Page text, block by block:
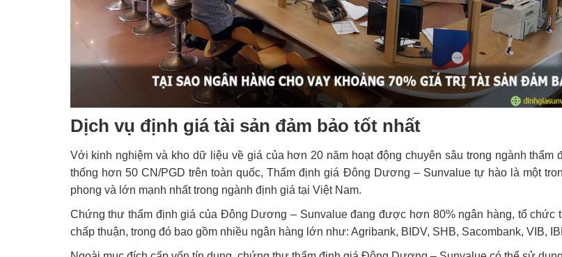
Dịch vụ định giá tài sản đảm bảo tốt nhất
Với kinh nghiệm và kho dữ liệu về giá của hơn 20 năm hoạt động chuyên sâu trong ngành thẩm
thống hơn 50 CN/PGD trên toàn quốc, Thẩm định giá Đông Dương – Sunvalue tự hào là một
phong và lớn mạnh nhất trong ngành định giá tại Việt Nam.
Chứng thư thẩm định giá của Đông Dương – Sunvalue đang được hơn 80% ngân hàng, tổ chức
chấp thuận, trong đó bao gồm nhiều ngân hàng lớn như: Agribank, BIDV, SHB, Sacombank, VIB,